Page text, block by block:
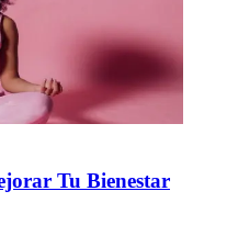
Tu Bienestar